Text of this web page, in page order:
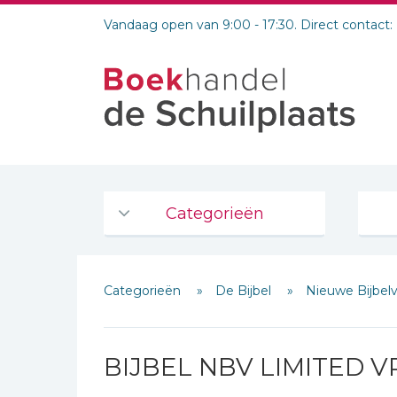
Vandaag open van 9:00 - 17:30. Direct contact:
Categorieën
De Bijbel
Bijbelse Dagboeken 2026
Bijbelstudie groepen
Categorieën De Bijbel Nieuwe
BIJBEL NBV LIMITED